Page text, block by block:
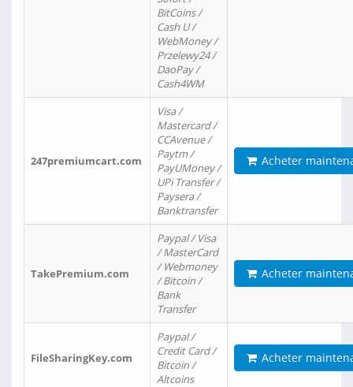
BitCoins /
Cash U /
WebMoney /
Przelewy24 /
DaoPay /
Cash4WM
247premiumcart.com
Visa /
Mastercard /
CCAvenue /
Paytm /
PayUMoney /
UPi Transfer /
Paysera /
Banktransfer
Acheter
TakePremium.com
Paypal / Visa
/ MasterCard
/ Webmoney
/ Bitcoin /
Bank
Transfer
Acheter
FileSharingKey.com
Paypal /
Credit Card /
Bitcoin /
Altcoins
Acheter